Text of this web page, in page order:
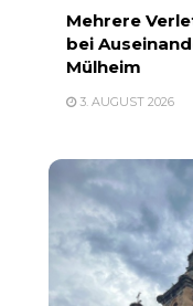
Mehrere
bei
Mülheim
3. AUGUST 2026